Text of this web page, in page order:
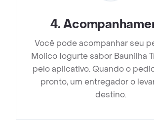
4.
Você pode acompanhar seu
Molico Iogurte sabor Baunilha
pelo aplicativo. Quando o
pronto, um entregador o
destino.